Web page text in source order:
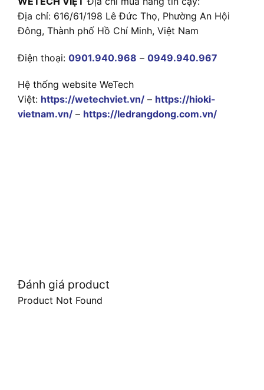
Địa chỉ: 616/61/198 Lê Đức Thọ, Phường An Hội
Đông, Thành phố Hồ Chí Minh, Việt Nam
Điện thoại: 0901.940.968 – 0949.940.967
Hệ thống website WeTech
Việt: https://wetechviet.vn/ – https://hioki-
vietnam.vn/ – https://ledrangdong.com.vn/
Đánh giá product
Product Not Found